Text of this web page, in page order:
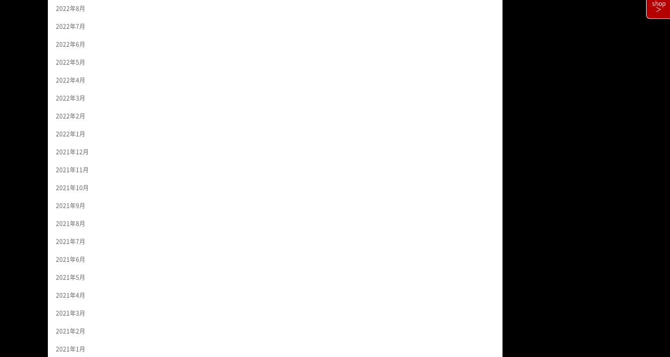
2022年8月
2022年7月
2022年6月
2022年5月
2022年4月
2022年3月
2022年2月
2022年1月
2021年12月
2021年11月
2021年10月
2021年9月
2021年8月
2021年7月
2021年6月
2021年5月
2021年4月
2021年3月
2021年2月
2021年1月
shop
＞